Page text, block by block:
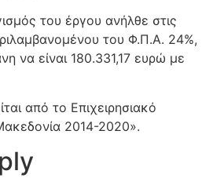
του έργου ανήλθε στις
του Φ.Π.Α. 24%,
να είναι 180.331,17 ευρώ με
από το Επιχειρησιακό
2014-2020».